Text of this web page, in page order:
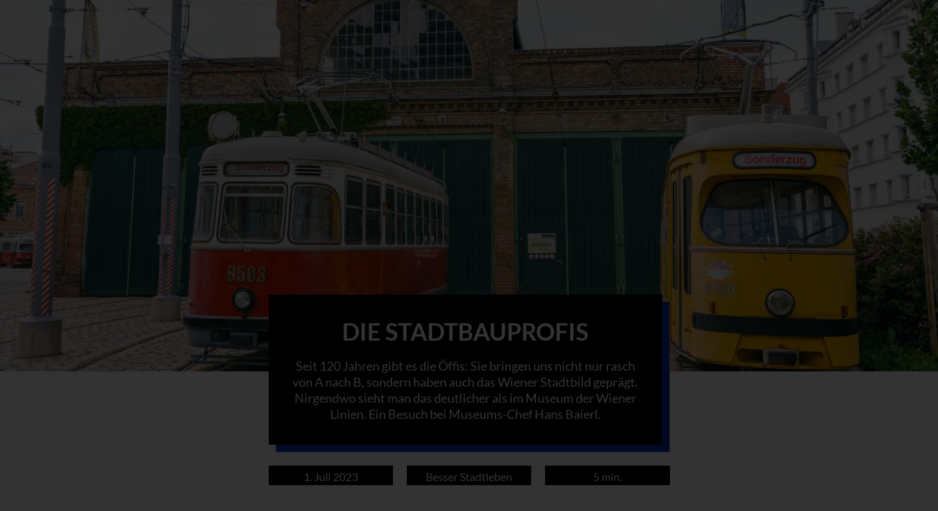
DIE STADTBAUPROFIS
Seit 120 Jahren gibt es die Öffis: Sie bringen uns nicht nur rasch
von A nach B, sondern haben auch das Wiener Stadtbild geprägt.
Nirgendwo sieht man das deutlicher als im Museum der Wiener
Linien. Ein Besuch bei Museums-Chef Hans Baierl.
1. Juli 2023 Besser Stadtleben 5 min.